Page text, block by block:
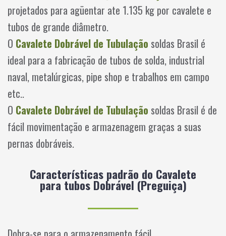
projetados para agüentar ate 1.135 kg por cavalete e
tubos de grande diâmetro.
O Cavalete Dobrável de Tubulação soldas Brasil é
ideal para a fabricação de tubos de solda, industrial
naval, metalúrgicas, pipe shop e trabalhos em campo
etc..
O Cavalete Dobrável de Tubulação soldas Brasil é de
fácil movimentação e armazenagem graças a suas
pernas dobráveis.
Características padrão do Cavalete
para tubos Dobrável (Preguiça)